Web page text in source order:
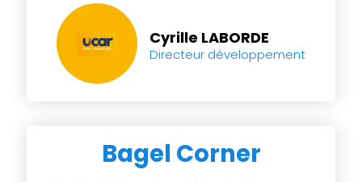
Cyrille LABORDE
Directeur développement
Bagel Corner